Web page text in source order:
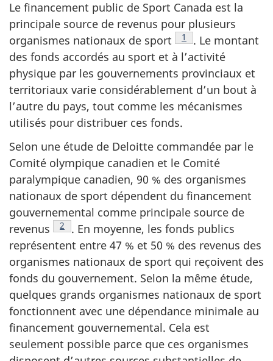
Le financement public de Sport Canada est la
principale source de revenus pour plusieurs
organismes nationaux de sport
Note de bas de page
1
. Le montant
des fonds accordés au sport et à l’activité
physique par les gouvernements provinciaux et
territoriaux varie considérablement d’un bout à
l’autre du pays, tout comme les mécanismes
utilisés pour distribuer ces fonds.
Selon une étude de Deloitte commandée par le
Comité olympique canadien et le Comité
paralympique canadien, 90 % des organismes
nationaux de sport dépendent du financement
gouvernemental comme principale source de
revenus
Note de bas de page
2
. En moyenne, les fonds publics
représentent entre 47 % et 50 % des revenus des
organismes nationaux de sport qui reçoivent des
fonds du gouvernement. Selon la même étude,
quelques grands organismes nationaux de sport
fonctionnent avec une dépendance minimale au
financement gouvernemental. Cela est
seulement possible parce que ces organismes